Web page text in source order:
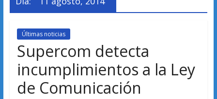
Últimas noticias
Supercom detecta
incumplimientos a la Ley
de Comunicación